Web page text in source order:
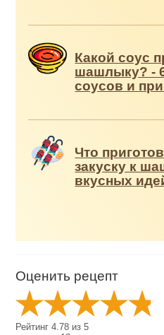
Какой соус
шашлыку? -
соусов и
Что
закуску к
вкусных
Оценить рецепт
Рейтинг4.78 из5